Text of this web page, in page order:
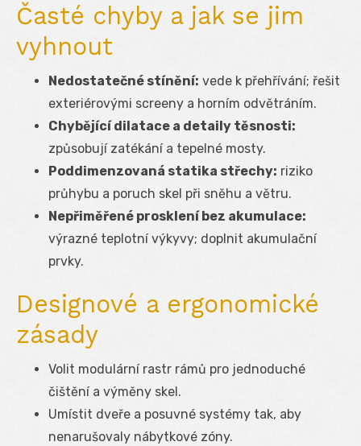
Časté chyby a jak se jim
vyhnout
Nedostatečné stínění: vede k přehřívání; řešit
exteriérovými screeny a horním odvětráním.
Chybějící dilatace a detaily těsnosti:
způsobují zatékání a tepelné mosty.
Poddimenzovaná statika střechy: riziko
průhybu a poruch skel při sněhu a větru.
Nepřiměřené prosklení bez akumulace:
výrazné teplotní výkyvy; doplnit akumulační
prvky.
Designové a ergonomické
zásady
Volit modulární rastr rámů pro jednoduché
čištění a výměny skel.
Umístit dveře a posuvné systémy tak, aby
nenarušovaly nábytkové zóny.